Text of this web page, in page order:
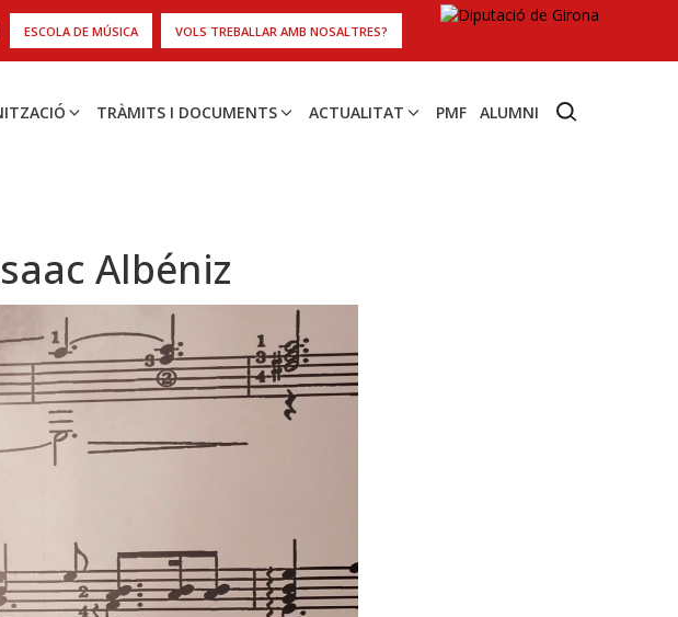
ESCOLA DE MÚSICA VOLS TREBALLAR AMB NOSALTRES?
TRÀMITS I DOCUMENTS ACTUALITAT PMF ALUMNI
Albéniz